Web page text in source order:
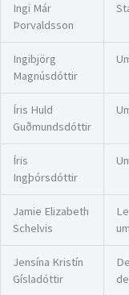
Ingi Már
Þorvaldsson
Ingibjörg
Magnúsdóttir
Íris Huld
Guðmundsdóttir
Íris
Ingþórsdóttir
Jamie Elizabeth
Schelvis
Jensína Kristín
Gísladóttir